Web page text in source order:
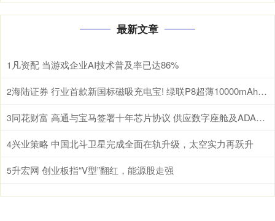
最新文章
1 凡资配 当游戏企业AI技术普及率已达86%
2 海陆证券 行业首款新国标磁吸充电宝! 绿联P8超薄10000mAh磁吸移动电源开启预约
3 同花财富 高通与宝马签署十年芯片协议 供应数字座舱及ADAS计算芯片
4兴业策略 中国北斗卫星完成全面在轨升级，太空实力再跃升
5升宏网 创业板指“V型”翻红，能源股走强